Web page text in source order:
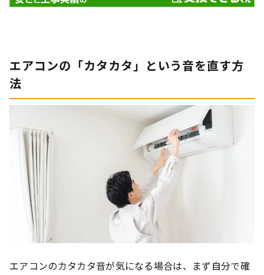
エアコンの「カタカタ」という音を直す方
法
エアコンのカタカタ音が気になる場合は、まず自分で確